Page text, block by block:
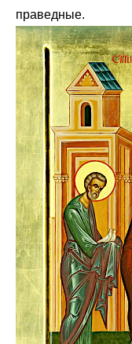
праведные.